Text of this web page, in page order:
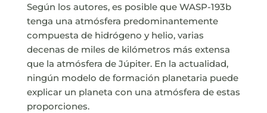
Según los autores, es posible que WASP-193b
tenga una atmósfera predominantemente
compuesta de hidrógeno y helio, varias
decenas de miles de kilómetros más extensa
que la atmósfera de Júpiter. En la actualidad,
ningún modelo de formación planetaria puede
explicar un planeta con una atmósfera de estas
proporciones.